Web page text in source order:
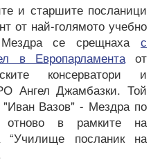
и старшите посланици
от най-голямото учебно
се срещнаха с
в Европарламентаот
консерватори и
Ангел Джамбазки. Той
Вазов" - Мездра по
отново в рамките на
“Училище посланик на